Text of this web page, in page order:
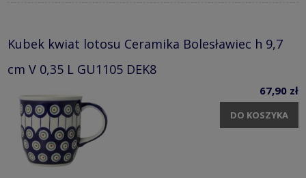
Kubek kwiat lotosu Ceramika Bolesławiec h 9,7
cm V 0,35 L GU1105 DEK8
67,90 zł
DO KOSZYKA